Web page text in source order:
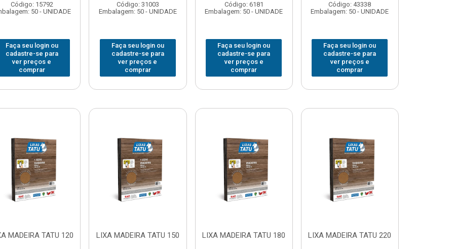
Código: 15792
50 - UNIDADE
Faça seu login ou
cadastre-se para
ver preços e
comprar
Código: 31003
Embalagem: 50 - UNIDADE
Faça seu login ou
cadastre-se para
ver preços e
comprar
Código: 6181
Embalagem: 50 - UNIDADE
Faça seu login ou
cadastre-se para
ver preços e
comprar
Código: 43338
Embalagem: 50 - UNIDADE
Faça seu login ou
cadastre-se para
ver preços e
comprar
MADEIRA TATU 120 LIXA MADEIRA TATU 150 LIXA MADEIRA TATU 180 LIXA MADEIRA TATU 220